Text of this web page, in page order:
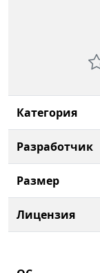
Категория
Разработчик
Размер
Лицензия